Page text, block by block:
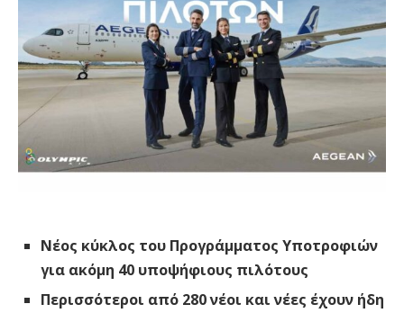
Νέος κύκλος του Προγράμματος Υποτροφιών
για ακόμη 40 υποψήφιους πιλότους
Περισσότεροι από 280 νέοι και νέες έχουν ήδη